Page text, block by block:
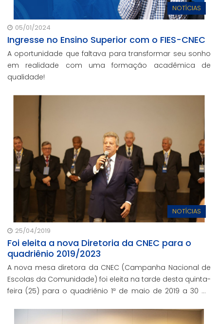
NOTÍCIAS
05/01/2024
Ingresse no Ensino Superior com o FIES-CNEC
A oportunidade que faltava para transformar seu sonho
em realidade com uma formação acadêmica de
qualidade!
NOTÍCIAS
25/04/2019
Foi eleita a nova Diretoria da CNEC para o
quadriênio 2019/2023
A nova mesa diretora da CNEC (Campanha Nacional de
Escolas da Comunidade) foi eleita na tarde desta quinta-
feira (25) para o quadriênio 1ª de maio de 2019 a 30 de